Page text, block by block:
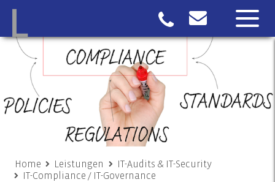
Home Leistungen
IT-Audits & IT-Security
IT-Compliance / IT-Governance